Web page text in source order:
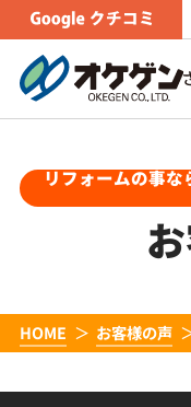
リフォームの事な
HOME お客様の声